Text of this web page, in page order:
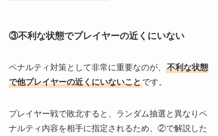
③不利な状態でプレイヤーの近くにいない
ペナルティ対策として非常に重要なのが、
不利な状態
で他プレイヤーの近くにいないことです。
プレイヤー戦で敗北すると、ランダム抽選と異なりペ
ナルティ内容を相手に指定されるため、②で解説した